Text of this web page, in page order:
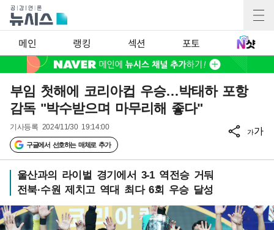
메인 랭킹 섹션 포토
부임 첫해에 코리아컵 우승…박태하 포항
감독 "박수받으며 마무리해 좋다"
기사등록 2024/11/30 19:14:00
구글에서 선호하는 매체로 추가
가가
울산과의 라이벌 경기에서 3-1 역전승 거둬
전북·수원 제치고 역대 최다 6회 우승 달성